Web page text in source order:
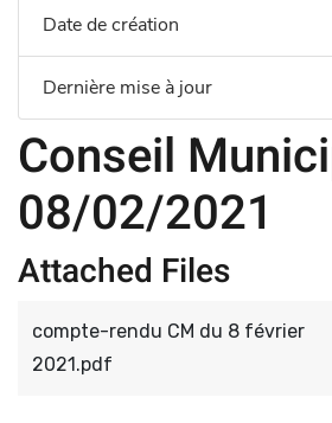
Date de création
Dernière mise à jour
Conseil
08/02/2021
Attached Files
compte-rendu CM du 8 février
2021.pdf